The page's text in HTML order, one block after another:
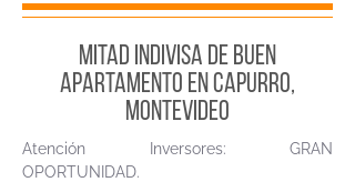
Mitad indivisa de buen
apartamento en Capurro,
Montevideo
Atención Inversores: GRAN
OPORTUNIDAD.